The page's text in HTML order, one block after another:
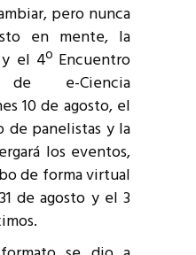
pero nunca
en mente, la
el 4º Encuentro
de e-Ciencia
10 de agosto, el
de panelistas y la
los eventos,
de forma virtual
de agosto y el 3